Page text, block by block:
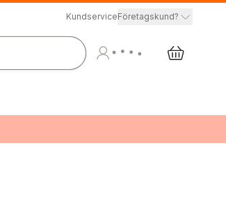
KundserviceFöretagskund?